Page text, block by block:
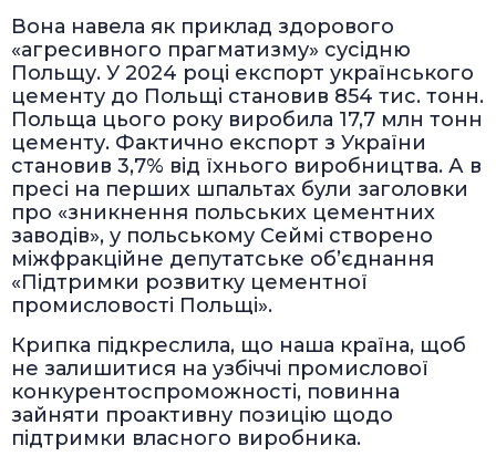
Вона навела як приклад здорового
«агресивного прагматизму» сусідню
Польщу. У 2024 році експорт українського
цементу до Польщі становив 854 тис. тонн.
Польща цього року виробила 17,7 млн тонн
цементу. Фактично експорт з України
становив 3,7% від їхнього виробництва. А в
пресі на перших шпальтах були заголовки
про «зникнення польських цементних
заводів», у польському Сеймі створено
міжфракційне депутатське об’єднання
«Підтримки розвитку цементної
промисловості Польщі».
Крипка підкреслила, що наша країна, щоб
не залишитися на узбіччі промислової
конкурентоспроможності, повинна
зайняти проактивну позицію щодо
підтримки власного виробника.